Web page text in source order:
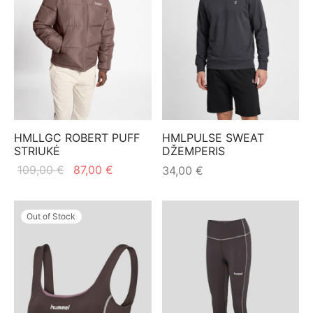
HMLLGC ROBERT PUFF
STRIUKĖ
109,00€
Original
was:
109,00 €.
87,00 €
87,00 €.
HMLPULSE SWEAT
DŽEMPERIS
34,00 €
Out of Stock